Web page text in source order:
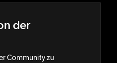
der
Community zu